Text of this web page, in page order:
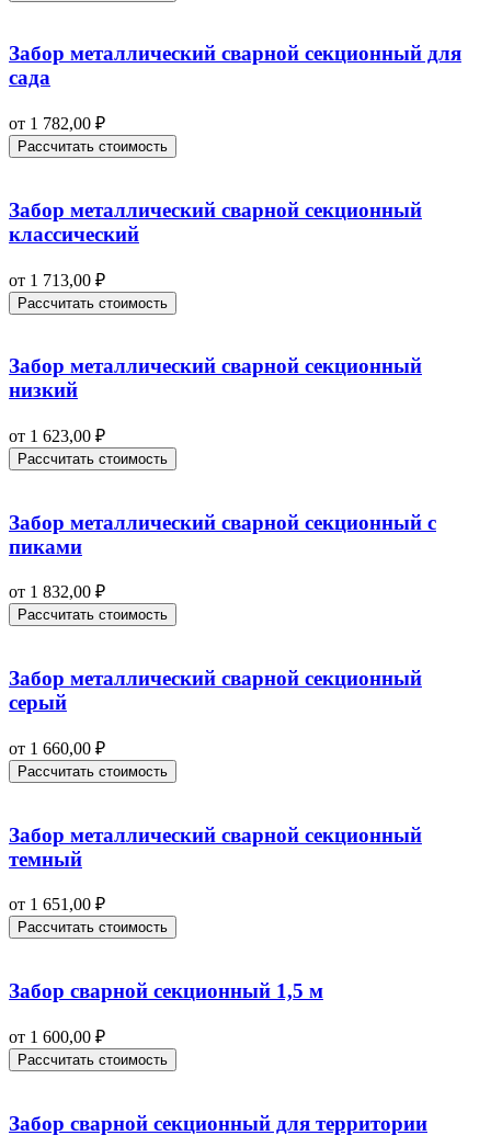
Забор металлический сварной секционный для
сада
от 1 782,00 ₽
Рассчитать стоимость
Забор металлический сварной секционный
классический
от 1 713,00 ₽
Рассчитать стоимость
Забор металлический сварной секционный
низкий
от 1 623,00 ₽
Рассчитать стоимость
Забор металлический сварной секционный с
пиками
от 1 832,00 ₽
Рассчитать стоимость
Забор металлический сварной секционный
серый
от 1 660,00 ₽
Рассчитать стоимость
Забор металлический сварной секционный
темный
от 1 651,00 ₽
Рассчитать стоимость
Забор сварной секционный 1,5 м
от 1 600,00 ₽
Рассчитать стоимость
Забор сварной секционный для территории